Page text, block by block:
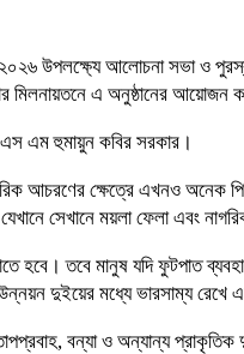
উপলক্ষ্যে আলোচনা সভা ও
মিলনায়তনে এ অনুষ্ঠানের আয়োজন
এস এম হুমায়ুন কবির সরকার।
আচরণের ক্ষেত্রে এখনও
সেখানে ময়লা ফেলা এবং
হবে। তবে মানুষ যদি ফুটপাত
দুইয়ের মধ্যে ভারসাম্য
বন্যা ও অন্যান্য